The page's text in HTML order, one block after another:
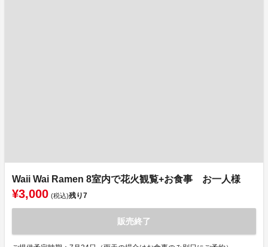
Waii Wai Ramen 8室内で花火観覧+お食事 お一人様
¥3,000 (税込)残り7
販売終了